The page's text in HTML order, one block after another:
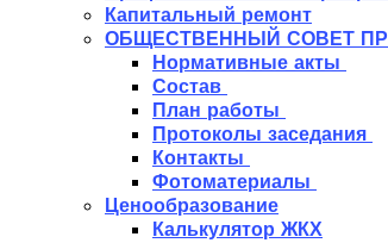
Капитальный ремонт
ОБЩЕСТВЕННЫЙ СОВЕТ
Нормативные акты
Состав
План работы
Протоколы заседания
Контакты
Фотоматериалы
Ценообразование
Калькулятор ЖКХ